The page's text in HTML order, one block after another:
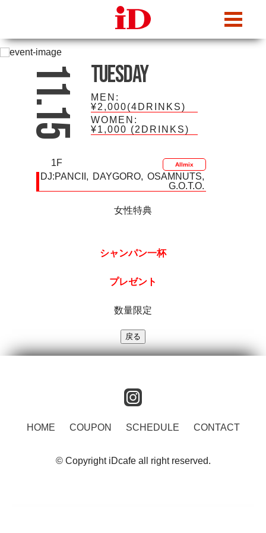
11.15 Tuesday
MEN:
¥2,000(4DRINKS)
WOMEN:
¥1,000 (2DRINKS)
1F Allmix
DJ:PANCII DAYGORO
OSAMNUTS
G.O.T.O.
女性特典
シャンパン一杯
プレゼント
数量限定
HOME COUPON SCHEDULE CONTACT
© Copyright iDcafe all right reserved.